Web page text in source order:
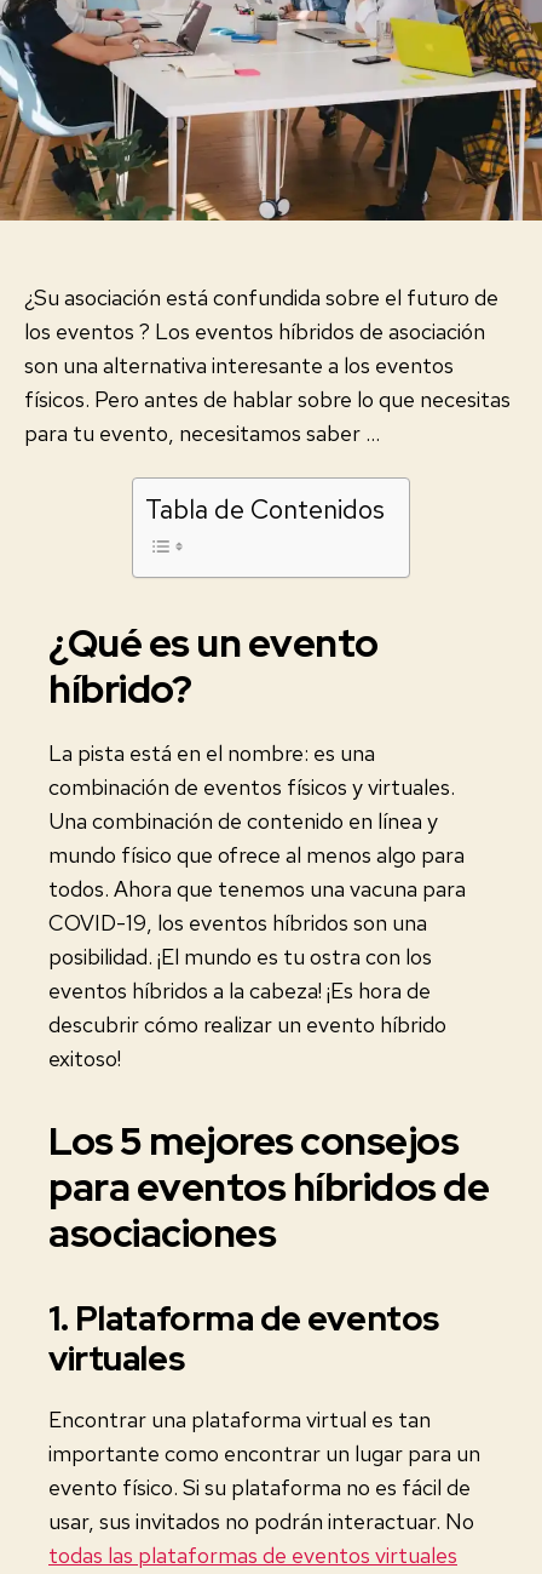
¿Su asociación está confundida sobre el futuro de
los eventos ? Los eventos híbridos de asociación
son una alternativa interesante a los eventos
físicos. Pero antes de hablar sobre lo que necesitas
para tu evento, necesitamos saber …
Tabla de Contenidos
¿Qué es un evento
híbrido?
La pista está en el nombre: es una
combinación de eventos físicos y virtuales.
Una combinación de contenido en línea y
mundo físico que ofrece al menos algo para
todos. Ahora que tenemos una vacuna para
COVID-19, los eventos híbridos son una
posibilidad. ¡El mundo es tu ostra con los
eventos híbridos a la cabeza! ¡Es hora de
descubrir cómo realizar un evento híbrido
exitoso!
Los 5 mejores consejos
para eventos híbridos de
asociaciones
1. Plataforma de eventos
virtuales
Encontrar una plataforma virtual es tan
importante como encontrar un lugar para un
evento físico. Si su plataforma no es fácil de
usar, sus invitados no podrán interactuar. No
todas las plataformas de eventos virtuales